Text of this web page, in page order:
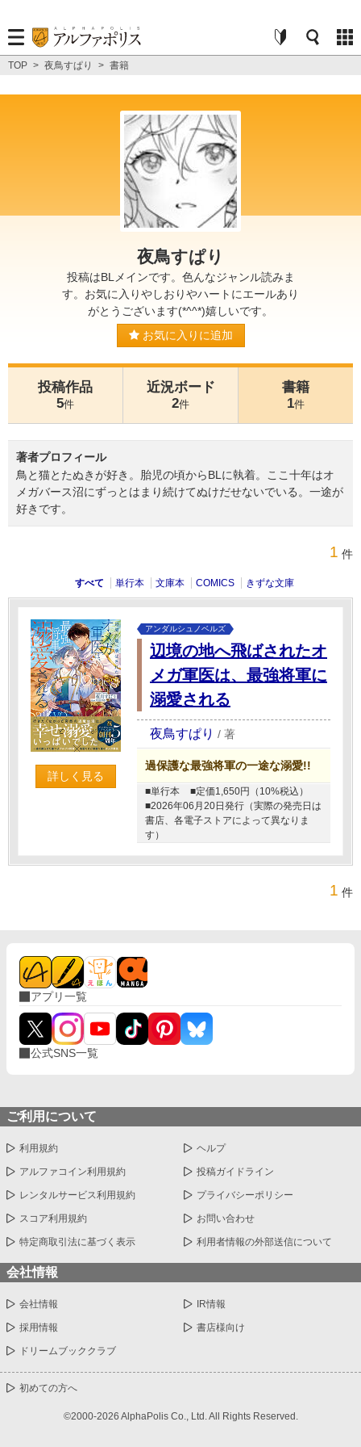
TOP > 夜鳥すぱり > 書籍
夜鳥すぱり
投稿はBLメインです。色んなジャンル読みま
す。お気に入りやしおりやハートにエールあり
がとうございます(*^^*)嬉しいです。
お気に入りに追加
投稿作品
5件
近況ボード
2件
書籍
1件
著者プロフィール
鳥と猫とたぬきが好き。胎児の頃からBLに執着。ここ十年はオ
メガバース沼にずっとはまり続けてぬけだせないでいる。一途が
好きです。
1 件
すべて 単行本 文庫本 COMICS きずな文庫
詳しく見る
アンダルシュノベルズ
辺境の地へ飛ばされたオ
メガ軍医は、最強将軍に
溺愛される
夜鳥すぱり / 著
過保護な最強将軍の一途な溺愛!!
■単行本
■定価1,650円（10%税込）
■2026年06月20日発行（実際の発売日は
書店、各電子ストアによって異なりま
す）
1 件
アプリ一覧
公式SNS一覧
ご利用について
利用規約 ヘルプ
アルファコイン利用規約 投稿ガイドライン
レンタルサービス利用規約 プライバシーポリシー
スコア利用規約 お問い合わせ
特定商取引法に基づく表示 利用者情報の外部送信について
会社情報
会社情報 IR情報
採用情報 書店様向け
ドリームブッククラブ
初めての方へ
©2000-2026 AlphaPolis Co., Ltd. All Rights Reserved.